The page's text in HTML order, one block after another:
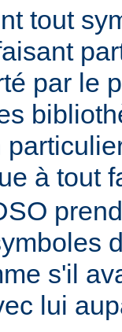
tout
par le
à tout
s'il
lui